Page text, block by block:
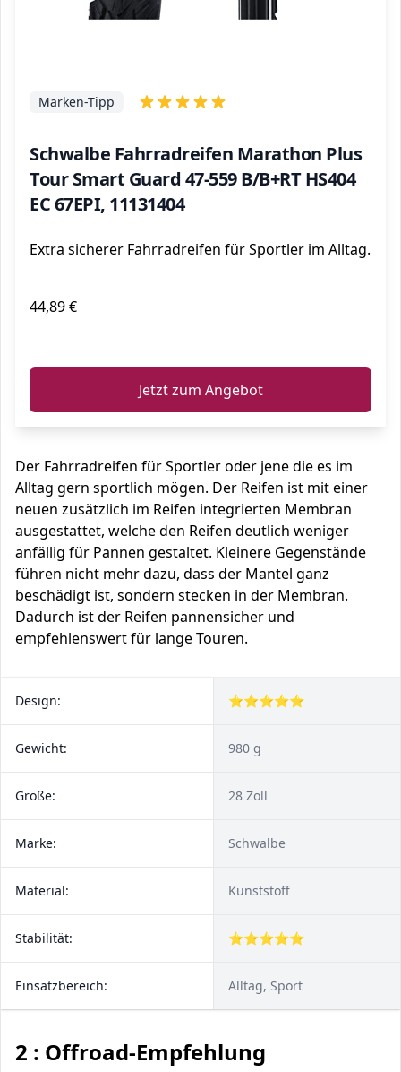
Schwalbe Fahrradreifen Marathon Plus
Tour Smart Guard 47-559 B/B+RT HS404
EC 67EPI, 11131404
Marken-Tipp
Extra sicherer Fahrradreifen für Sportler im Alltag.
44,89 €
Jetzt zum Angebot
Der Fahrradreifen für Sportler oder jene die es im
Alltag gern sportlich mögen. Der Reifen ist mit einer
neuen zusätzlich im Reifen integrierten Membran
ausgestattet, welche den Reifen deutlich weniger
anfällig für Pannen gestaltet. Kleinere Gegenstände
führen nicht mehr dazu, dass der Mantel ganz
beschädigt ist, sondern stecken in der Membran.
Dadurch ist der Reifen pannensicher und
empfehlenswert für lange Touren.
Design: ⭐⭐⭐⭐⭐
Gewicht: 980 g
Größe: 28 Zoll
Marke: ‎Schwalbe
Material: Kunststoff
Stabilität: ⭐⭐⭐⭐⭐
Einsatzbereich: Alltag, Sport
2 : Offroad-Empfehlung